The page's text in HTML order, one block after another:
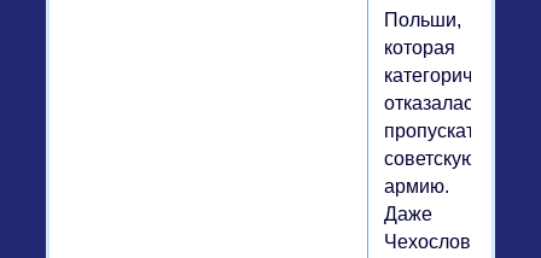
Польши,
которая
категорически
отказалась
пропускать
советскую
армию.
Даже
Чехословакия